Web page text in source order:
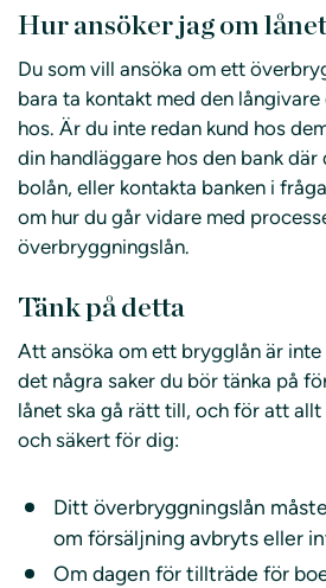
Hur ansöker jag om
Du som vill ansöka om ett
bara ta kontakt med den långivare
hos. Är du inte redan kund hos
din handläggare hos den bank
bolån, eller kontakta banken i
om hur du går vidare med
överbryggningslån.
Tänk på detta
Att ansöka om ett brygglån är
det några saker du bör tänka på
lånet ska gå rätt till, och för att
och säkert för dig:
Ditt överbryggningslån
om försäljning avbryts eller
Om dagen för tillträde för